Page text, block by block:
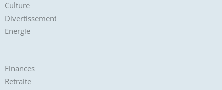
Culture
Divertissement
Energie
Finances
Retraite